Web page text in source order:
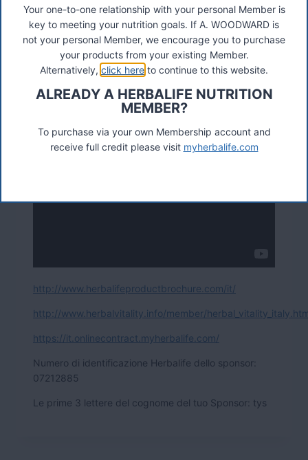
recupero, formulato per il supporto della massa
magra.
http://www.herbalifeproductbrochure.com/it/
http://www.herbalvitality.info/member/
https://it.onlinecontract.myherbalife.com/
Numero di identificazione Herbalife dello sponsor:
07212885
Le prime 3 lettere del cognome del tuo Sponsor: tys
Your one-to-one relationship with your personal Member is
key to meeting your nutrition goals. If A. WOODWARD is
not your personal Member, we encourage you to purchase
your products from your existing Member.
Alternatively, click here to continue to this website.
ALREADY A HERBALIFE NUTRITION
MEMBER?
To purchase via your own Membership account and
receive full credit please visit myherbalife.com